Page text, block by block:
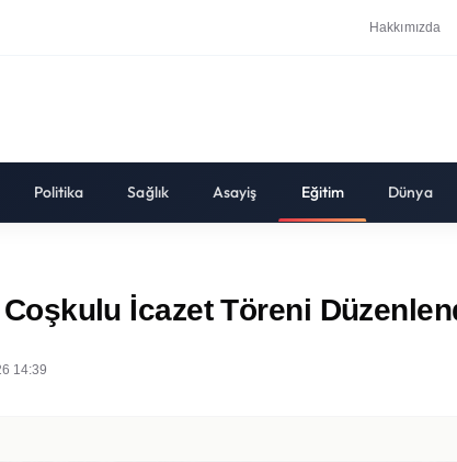
Hakkımızda
Politika Sağlık Asayiş Eğitim Dünya
İcazet Töreni
14:39